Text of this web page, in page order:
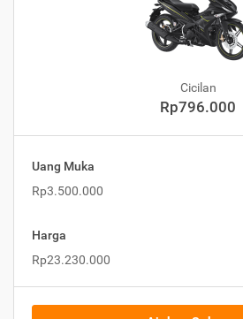
Cicilan
Rp796.000
Uang Muka
Rp3.500.000
Harga
Rp23.230.000